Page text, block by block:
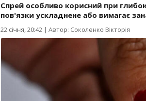
Спрей особливо корисний при
пов'язки ускладнене або вимагає
22 січня, 20:42 | Автор: Соколенко Вікторія